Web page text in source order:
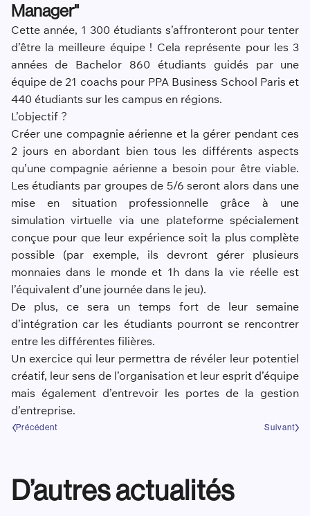
Manager"
Cette année, 1 300 étudiants s’affronteront pour tenter
d’être la meilleure équipe ! Cela représente pour les 3
années de Bachelor 860 étudiants guidés par une
équipe de 21 coachs pour PPA Business School Paris et
440 étudiants sur les campus en régions.
L’objectif ?
Créer une compagnie aérienne et la gérer pendant ces
2 jours en abordant bien tous les différents aspects
qu’une compagnie aérienne a besoin pour être viable.
Les étudiants par groupes de 5/6 seront alors dans une
mise en situation professionnelle grâce à une
simulation virtuelle via une plateforme spécialement
conçue pour que leur expérience soit la plus complète
possible (par exemple, ils devront gérer plusieurs
monnaies dans le monde et 1h dans la vie réelle est
l’équivalent d’une journée dans le jeu).
De plus, ce sera un temps fort de leur semaine
d’intégration car les étudiants pourront se rencontrer
entre les différentes filières.
Un exercice qui leur permettra de révéler leur potentiel
créatif, leur sens de l’organisation et leur esprit d’équipe
mais également d’entrevoir les portes de la gestion
d’entreprise.
Précédent Suivant
D’autres actualités